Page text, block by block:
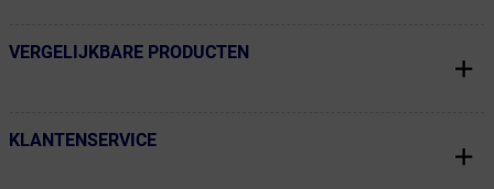
← Terug naar productnavigatie
VERGELIJKBARE PRODUCTEN
← Terug naar productnavigatie
KLANTENSERVICE